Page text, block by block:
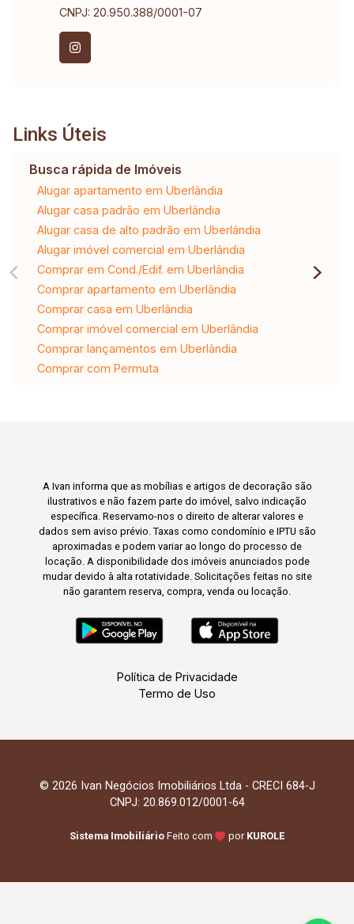
CNPJ: 20.950.388/0001-07
Links Úteis
Busca rápida de Imóveis
Alugar apartamento em Uberlândia
Alugar casa padrão em Uberlândia
Alugar casa de alto padrão em Uberlândia
Alugar imóvel comercial em Uberlândia
Comprar em Cond./Edif. em Uberlândia
Comprar apartamento em Uberlândia
Comprar casa em Uberlândia
Comprar imóvel comercial em Uberlândia
Comprar lançamentos em Uberlândia
Comprar com Permuta
A Ivan informa que as mobílias e artigos de decoração são
ilustrativos e não fazem parte do imóvel, salvo indicação
específica. Reservamo-nos o direito de alterar valores e
dados sem aviso prévio. Taxas como condomínio e IPTU são
aproximadas e podem variar ao longo do processo de
locação. A disponibilidade dos imóveis anunciados pode
mudar devido à alta rotatividade. Solicitações feitas no site
não garantem reserva, compra, venda ou locação.
Política de Privacidade
Termo de Uso
© 2026 Ivan Negócios Imobiliários Ltda - CRECI 684-J
CNPJ: 20.869.012/0001-64
Sistema Imobiliário Feito com por KUROLE